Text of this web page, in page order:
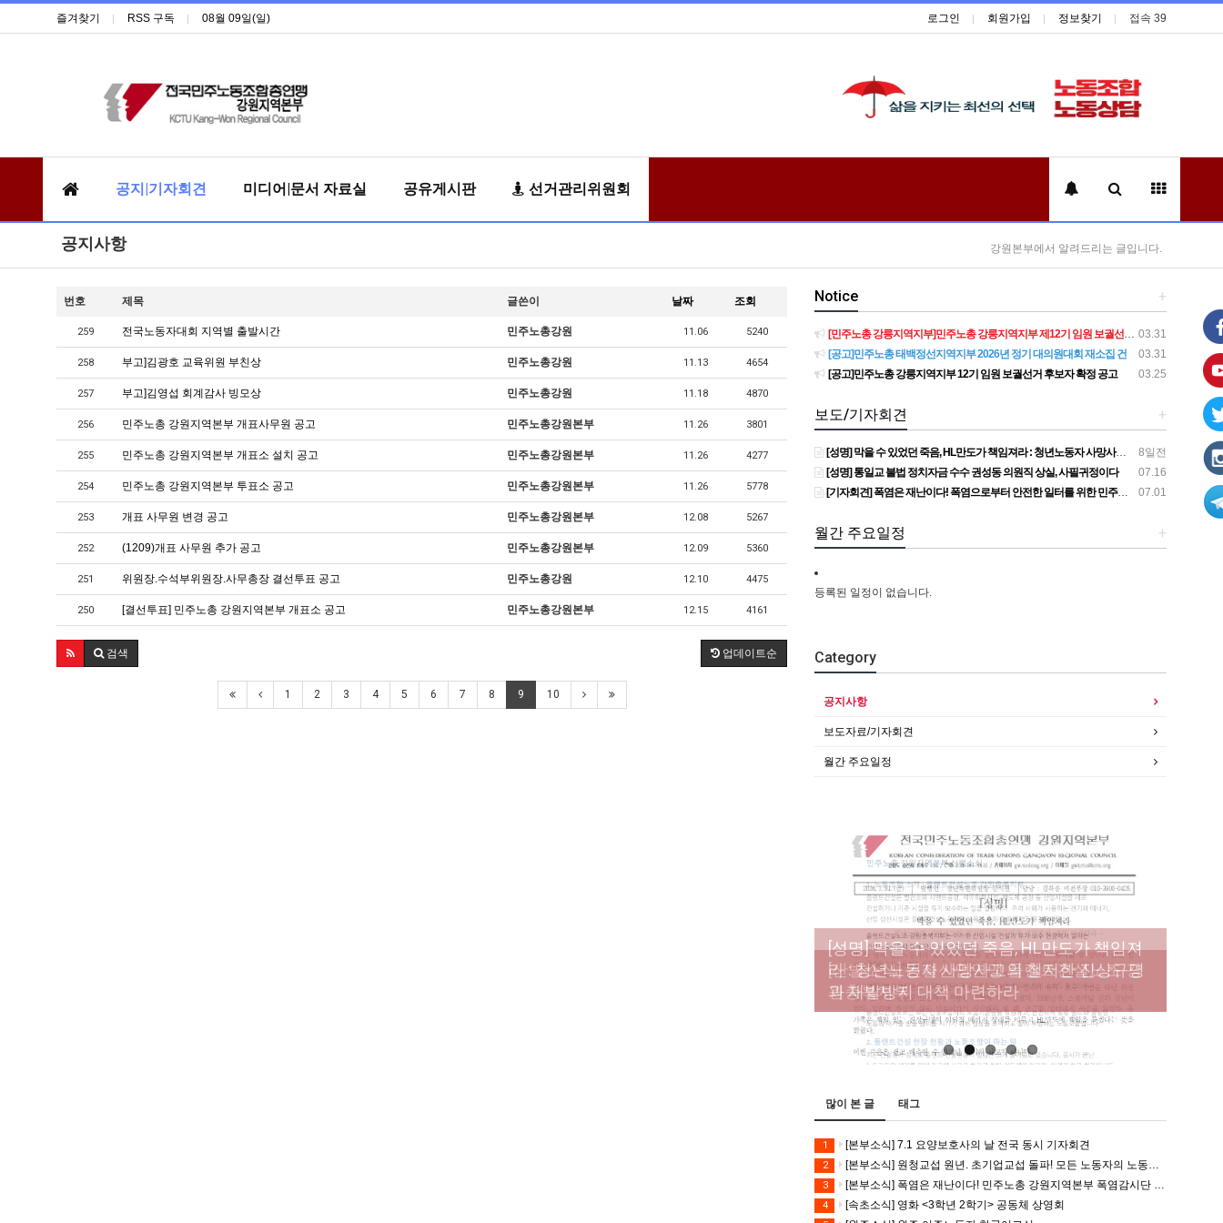
즐겨찾기 RSS 구독 08월 09일(일) 로그인 회원가입 정보찾기 접속 39
공지|기자회견 미디어|문서 자료실 공유게시판 선거관리위원회
공지사항 강원본부에서 알려드리는 글입니다.
번호 제목 글쓴이 날짜 조회
259 전국노동자대회 지역별 출발시간 민주노총강원 11.06 5240
258 부고]김광호 교육위원 부친상 민주노총강원 11.13 4654
257 부고]김영섭 회계감사 빙모상 민주노총강원 11.18 4870
256 민주노총 강원지역본부 개표사무원 공고 민주노총강원본부 11.26 3801
255 민주노총 강원지역본부 개표소 설치 공고 민주노총강원본부 11.26 4277
254 민주노총 강원지역본부 투표소 공고 민주노총강원본부 11.26 5778
253 개표 사무원 변경 공고 민주노총강원본부 12.08 5267
252 (1209)개표 사무원 추가 공고 민주노총강원본부 12.09 5360
251 위원장.수석부위원장.사무총장 결선투표 공고 민주노총강원 12.10 4475
250 [결선투표] 민주노총 강원지역본부 개표소 공고 민주노총강원본부 12.15 4161
업데이트순
검색
1 2 3 4 5 6 7 8 9 10
+
Notice
03.31
[민주노총 강릉지역지부]민주노총 강릉지역지부 제12기 임원 보궐선거결과 공고
03.31
[공고]민주노총 태백정선지역지부 2026년 정기 대의원대회 재소집 건
03.25
[공고]민주노총 강릉지역지부 12기 임원 보궐선거 후보자 확정 공고
+
보도/기자회견
8일전
[성명] 막을 수 있었던 죽음, HL만도가 책임져라 : 청년노동자 사망사고의 철저한 진상규명과 재발방지 대책 마련하라
07.16
[성명] 통일교 불법 정치자금 수수 권성동 의원직 상실, 사필귀정이다
07.01
[기자회견] 폭염은 재난이다! 폭염으로부터 안전한 일터를 위한 민주노총 강원지역본부 폭염감시단 선포 기자회견
+
월간 주요일정
등록된 일정이 없습니다.
Category
공지사항
보도자료/기자회견
월간 주요일정
[성명] 막을 수 있었던 죽음, HL만도가 책임져
라 : 청년노동자 사망사고의 철저한 진상규명
과 재발방지 대책 마련하라
[산별소식] 건설산업연맹 플랜트건설노조 강
원충북지부
[강릉,속초,원주,춘천] 폭염감시단 사업 이모저
모
[조합원☆인터뷰] 서비스연맹 전국학교비정
규직노동조합 강원지부 김유미 춘천지회장
[본부소식] 강원지역 노동자 합창단 모임
많이 본 글 태그
1 [본부소식] 7.1 요양보호사의 날 전국 동시 기자회견
2 [본부소식] 원청교섭 원년. 초기업교섭 돌파! 모든 노동자의 노동기본권 쟁취! 민주노총 7.15 총파업대회
3 [본부소식] 폭염은 재난이다! 민주노총 강원지역본부 폭염감시단 선포 기자회견
4 [속초소식] 영화 <3학년 2학기> 공동체 상영회